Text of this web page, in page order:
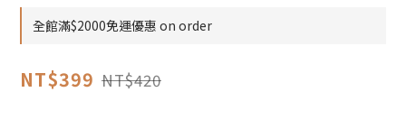
全館滿$2000免運優惠 on order
NT$399 NT$420